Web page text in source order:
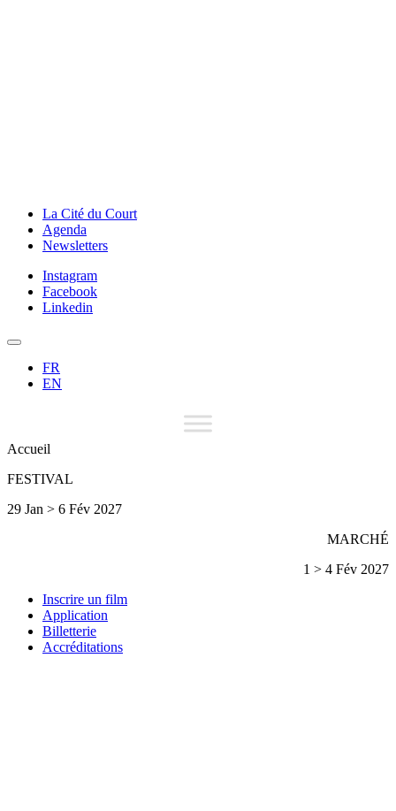
La Cité du Court
Agenda
Newsletters
Instagram
Facebook
Linkedin
FR
EN
Accueil
FESTIVAL
29 Jan > 6 Fév 2027
MARCHÉ
1 > 4 Fév 2027
Inscrire un film
Application
Billetterie
Accréditations